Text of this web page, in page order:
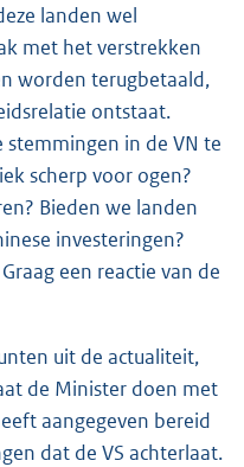
landen wel
met het verstrekken
worden terugbetaald,
ontstaat.
stemmingen in de VN te
scherp voor ogen?
Bieden we landen
investeringen?
een reactie van de
uit de actualiteit,
de Minister doen met
aangegeven bereid
dat de VS achterlaat.